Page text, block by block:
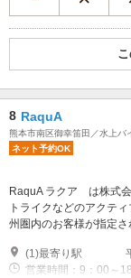
8 RaquA
熊本市南区御幸笛田／水上バ
ネット予約OK
RaquA ラクア は株式
トライクなどのアクテ
州圏内のお客様が指定さ
営業時間：9：00～